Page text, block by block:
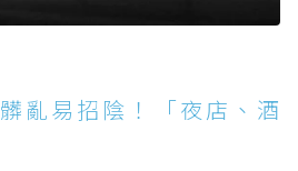
亂易招陰！「夜店、酒